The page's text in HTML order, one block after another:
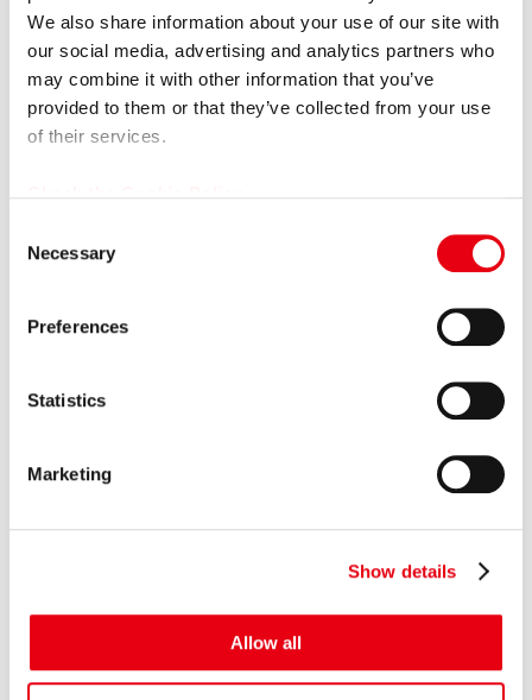
We also share information about your use of our site with
our social media, advertising and analytics partners who
may combine it with other information that you’ve
provided to them or that they’ve collected from your use
of their services.
Necessary
Preferences
Statistics
Marketing
Show details
Allow all
2026.07.01 プレスリリース
プレミアグループ、主要子会社を「プレミア株式会社」へ完
全統合
2026.06.30 プレスリリース
2026.06.16
女子プロゴルファー福田萌維選手、ステップ・アップ・ツア
2026.06.11
に申し込めるクレジットカード 「...
プレミアグループ、バイク王&カンパニー社との合弁会社